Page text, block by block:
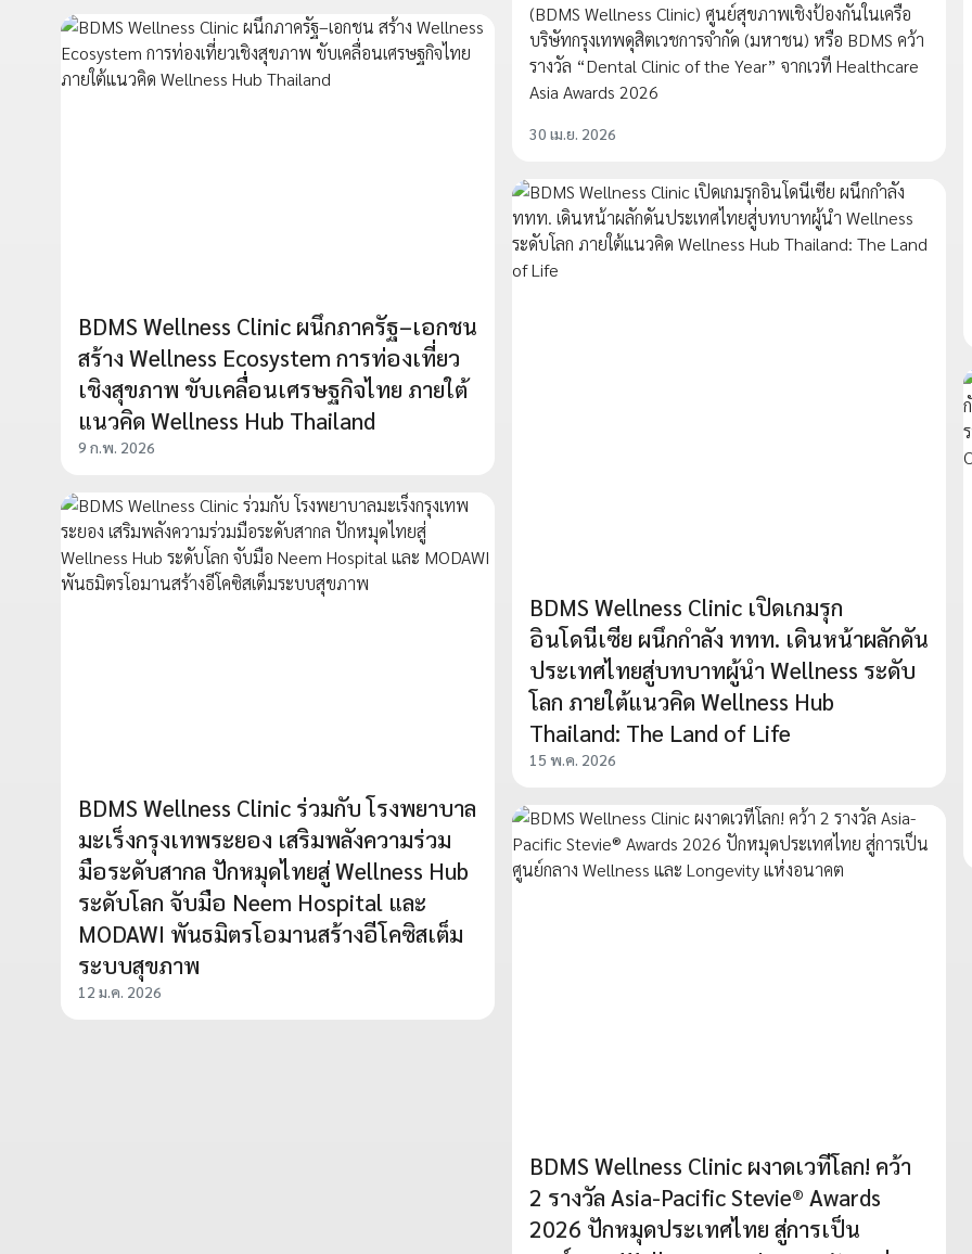
(BDMS Wellness Clinic) ศูนย์สุขภาพเชิงป้องกันในเครือ
บริษัทกรุงเทพดุสิตเวชการจำกัด (มหาชน) หรือ BDMS คว้า
รางวัล “Dental Clinic of the Year” จากเวที Healthcare
Asia Awards 2026
30 เม.ย. 2026
BDMS Wellness Clinic ผนึกภาครัฐ–เอกชน
สร้าง Wellness Ecosystem การท่องเที่ยว
เชิงสุขภาพ ขับเคลื่อนเศรษฐกิจไทย ภายใต้
แนวคิด Wellness Hub Thailand
9 ก.พ. 2026
BDMS Wellness Clinic เปิดเกมรุก
อินโดนีเซีย ผนึกกำลัง ททท. เดินหน้าผลักดัน
ประเทศไทยสู่บทบาทผู้นำ Wellness ระดับ
โลก ภายใต้แนวคิด Wellness Hub
Thailand: The Land of Life
15 พ.ค. 2026
BDMS Wellness Clinic ร่วมกับ โรงพยาบาล
มะเร็งกรุงเทพระยอง เสริมพลังความร่วม
มือระดับสากล ปักหมุดไทยสู่ Wellness Hub
ระดับโลก จับมือ Neem Hospital และ
MODAWI พันธมิตรโอมานสร้างอีโคซิสเต็ม
ระบบสุขภาพ
12 ม.ค. 2026
BDMS Wellness Clinic ผงาดเวทีโลก! คว้า
2 รางวัล Asia-Pacific Stevie® Awards
2026 ปักหมุดประเทศไทย สู่การเป็น